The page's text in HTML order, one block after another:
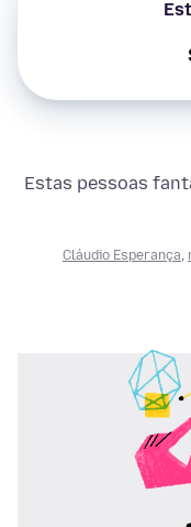
Estas pessoas
Cláudio Esperança,